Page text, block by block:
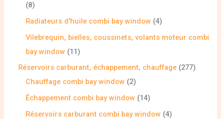
8
Radiateurs d'huile combi bay window 4
Vilebrequin, bielles, coussinets, volants moteur combi
bay window
11
Réservoirs carburant, échappement, chauffage 277
Chauffage combi bay window
2
Échappement combi bay window
14
Réservoirs carburant combi bay window 4